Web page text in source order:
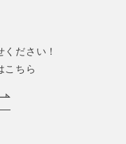
ださい！
こちら